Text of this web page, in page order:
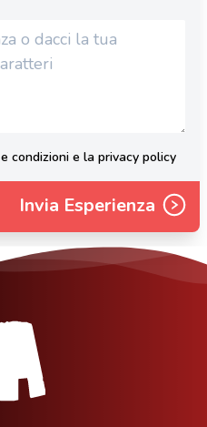
condizioni e la privacy policy
Invia Esperienza